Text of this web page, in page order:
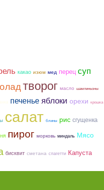
какао изюм мед перец суп
творог масло шампиньоны
печенье яблоки орехи крошка
салат блины рис сгущенка
пирог морковь миндаль Мясо
бисквит сметана спагетти Капуста